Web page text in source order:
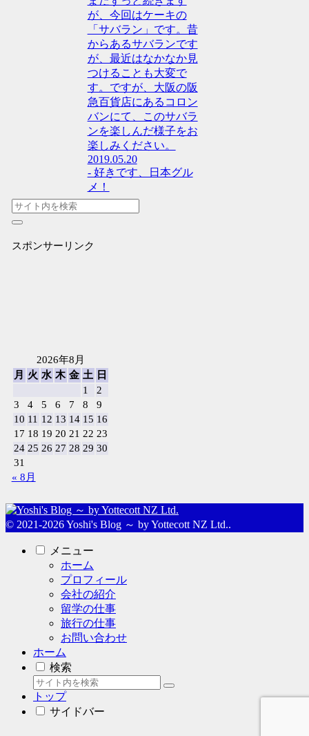
が、今回はケーキの
「サバラン」です。昔
からあるサバランです
が、最近はなかなか見
つけることも大変で
す。ですが、大阪の阪
急百貨店にあるコロン
バンにて、このサバラ
ンを楽しんだ様子をお
楽しみください。
2019.05.20
- 好きです、日本グル
メ！
スポンサーリンク
2026年8月
月
火 水 木 金 土
日
1
2
3
4 5 6 7 8
9
10 11 12 13 14 15 16
17 18 19 20 21 22 23
24 25 26 27 28 29 30
31
« 8月
© 2021-2026 Yoshi's Blog ～ by Yottecott NZ Ltd..
メニュー
ホーム
プロフィール
会社の紹介
留学の仕事
旅行の仕事
お問い合わせ
ホーム
検索
トップ
サイドバー